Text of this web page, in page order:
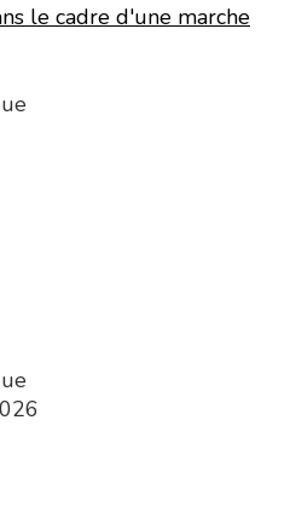
le cadre d'une marche